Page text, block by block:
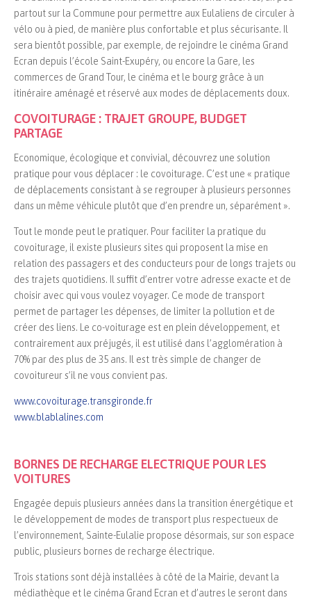
partout sur la Commune pour permettre aux Eulaliens de circuler à
vélo ou à pied, de manière plus confortable et plus sécurisante. Il
sera bientôt possible, par exemple, de rejoindre le cinéma Grand
Ecran depuis l’école Saint-Exupéry, ou encore la Gare, les
commerces de Grand Tour, le cinéma et le bourg grâce à un
itinéraire aménagé et réservé aux modes de déplacements doux.
COVOITURAGE : TRAJET GROUPE, BUDGET
PARTAGE
Economique, écologique et convivial, découvrez une solution
pratique pour vous déplacer : le covoiturage. C’est une « pratique
de déplacements consistant à se regrouper à plusieurs personnes
dans un même véhicule plutôt que d’en prendre un, séparément ».
Tout le monde peut le pratiquer. Pour faciliter la pratique du
covoiturage, il existe plusieurs sites qui proposent la mise en
relation des passagers et des conducteurs pour de longs trajets ou
des trajets quotidiens. Il suffit d’entrer votre adresse exacte et de
choisir avec qui vous voulez voyager. Ce mode de transport
permet de partager les dépenses, de limiter la pollution et de
créer des liens. Le co-voiturage est en plein développement, et
contrairement aux préjugés, il est utilisé dans l’agglomération à
70% par des plus de 35 ans. Il est très simple de changer de
covoitureur s’il ne vous convient pas.
www.covoiturage.transgironde.fr
www.blablalines.com
BORNES DE RECHARGE ELECTRIQUE POUR LES
VOITURES
Engagée depuis plusieurs années dans la transition énergétique et
le développement de modes de transport plus respectueux de
l’environnement, Sainte-Eulalie propose désormais, sur son espace
public, plusieurs bornes de recharge électrique.
Trois stations sont déjà installées à côté de la Mairie, devant la
médiathèque et le cinéma Grand Ecran et d’autres le seront dans